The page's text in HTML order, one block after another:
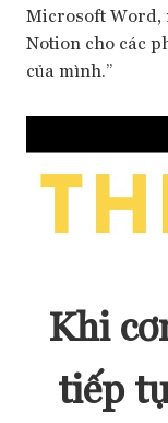
Microsoft Word,
Notion cho các
của mình.”
Khi
tiếp